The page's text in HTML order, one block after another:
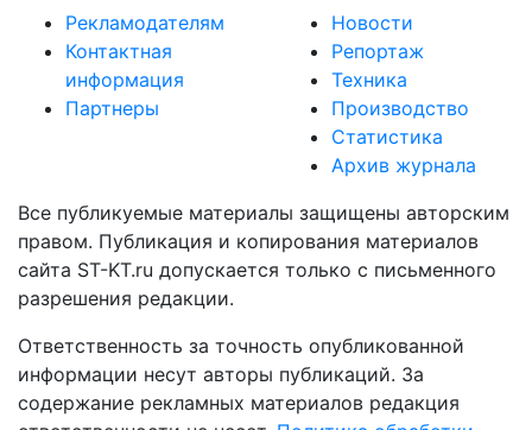
Рекламодателям
Контактная
информация
Партнеры
Новости
Репортаж
Техника
Производство
Статистика
Архив журнала
Все публикуемые материалы защищены авторским
правом. Публикация и копирования материалов
сайта ST-KT.ru допускается только с письменного
разрешения редакции.
Ответственность за точность опубликованной
информации несут авторы публикаций. За
содержание рекламных материалов редакция